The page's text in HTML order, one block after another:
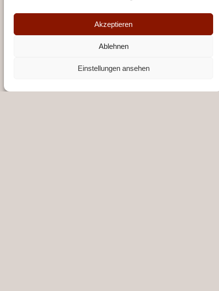
Akzeptieren
Ablehnen
Einstellungen ansehen